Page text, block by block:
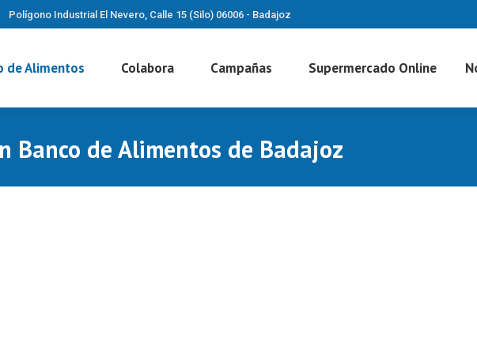
Polígono Industrial El Nevero, Calle 15 (Silo) 06006 - Badajoz
de Alimentos Colabora Campañas Supermercado Online
Banco de Alimentos de Badajoz